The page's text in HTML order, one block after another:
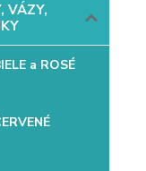
VÁZY,
a ROSÉ